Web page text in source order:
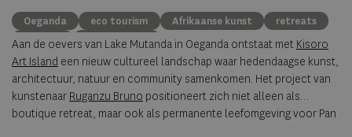
Oeganda eco tourism Afrikaanse kunst
retreats
gorilla's
art & culture
Aan de oevers van Lake Mutanda in Oeganda ontstaat met Kisoro
Art Island een nieuw cultureel landschap waar hedendaagse kunst,
architectuur, natuur en community samenkomen. Het project van
kunstenaar Ruganzu Bruno positioneert zich niet alleen als
boutique retreat, maar ook als permanente leefomgeving voor Pan